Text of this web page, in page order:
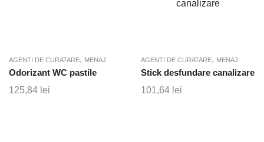
AGENTI DE CURATARE, MENAJ
Odorizant WC pastile
125,84 lei
AGENTI DE CURATARE, MENAJ
Stick desfundare canalizare
101,64 lei